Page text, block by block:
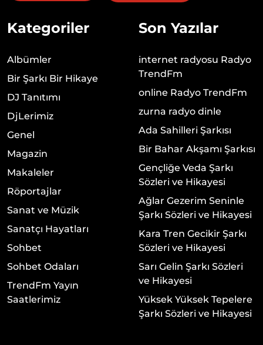
Kategoriler
Albümler
Bir Şarkı Bir Hikaye
DJ Tanıtımı
DjLerimiz
Genel
Magazin
Makaleler
Röportajlar
Sanat ve Müzik
Sanatçı Hayatları
Sohbet
Sohbet Odaları
TrendFm Yayın
Saatlerimiz
Son Yazılar
internet radyosu Radyo
TrendFm
online Radyo TrendFm
zurna radyo dinle
Ada Sahilleri Şarkısı
Bir Bahar Akşamı Şarkısı
Gençliğe Veda Şarkı
Sözleri ve Hikayesi
Ağlar Gezerim Seninle
Şarkı Sözleri ve Hikayesi
Kara Tren Gecikir Şarkı
Sözleri ve Hikayesi
Sarı Gelin Şarkı Sözleri
ve Hikayesi
Yüksek Yüksek Tepelere
Şarkı Sözleri ve Hikayesi